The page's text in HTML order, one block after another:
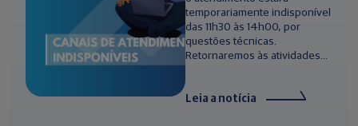
temporariamente indisponível
das 11h30 às 14h00, por
questões técnicas.
Retornaremos às atividades...
Leia a notícia